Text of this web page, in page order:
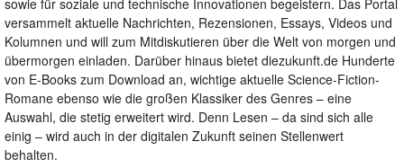
sowie für soziale und technische Innovationen begeistern. Das Portal
versammelt aktuelle Nachrichten, Rezensionen, Essays, Videos und
Kolumnen und will zum Mitdiskutieren über die Welt von morgen und
übermorgen einladen. Darüber hinaus bietet diezukunft.de Hunderte
von E-Books zum Download an, wichtige aktuelle Science-Fiction-
Romane ebenso wie die großen Klassiker des Genres – eine
Auswahl, die stetig erweitert wird. Denn Lesen – da sind sich alle
einig – wird auch in der digitalen Zukunft seinen Stellenwert
behalten.